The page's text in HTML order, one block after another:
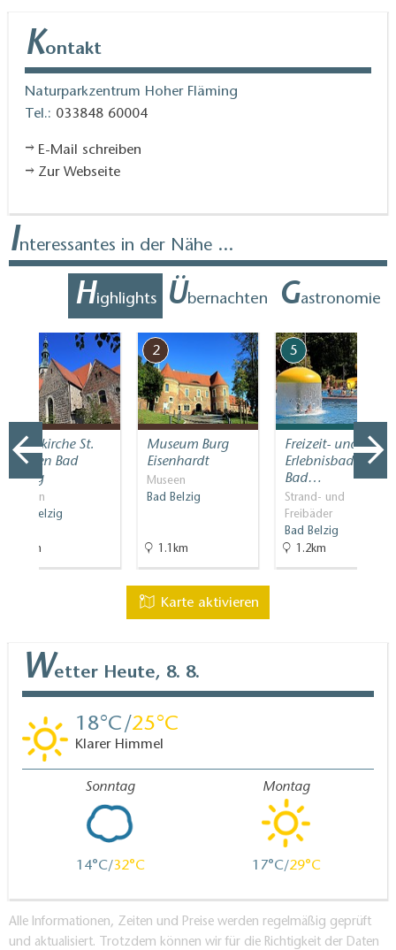
Karten / Literatur:Topografische Freizeitkarte
Naturpark Hoher Fläming, 1:50.000, ISBN 978-3-
7490-4073-5 (Ausgabe 2017)
Kontakt
Naturparkzentrum Hoher Fläming
Tel.: 033848 60004
E-Mail schreiben
Zur Webseite
Interessantes in der Nähe ...
Highlights Übernachten Gastronomie
Stadtkirche St.
Marien Bad
Belzig
Kirchen
Bad Belzig
1km
2
Museum Burg
Eisenhardt
Museen
Bad Belzig
1.1km
5
Freizeit- und
Erlebnisbad
Bad…
Strand- und
Freibäder
Bad Belzig
1.2km
Karte aktivieren
Wetter Heute, 8. 8.
18 25
Klarer Himmel
Sonntag
14 32
Montag
17 29
Alle Informationen, Zeiten und Preise werden regelmäßig geprüft
und aktualisiert. Trotzdem können wir für die Richtigkeit der Daten